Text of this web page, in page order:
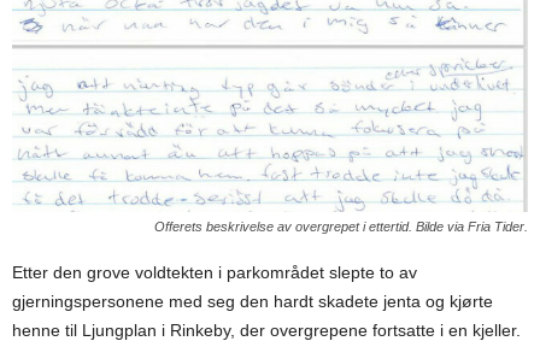
Offerets beskrivelse av overgrepet i ettertid. Bilde via Fria Tider.
Etter den grove voldtekten i parkområdet slepte to av
gjerningspersonene med seg den hardt skadete jenta og kjørte
henne til Ljungplan i Rinkeby, der overgrepene fortsatte i en kjeller.